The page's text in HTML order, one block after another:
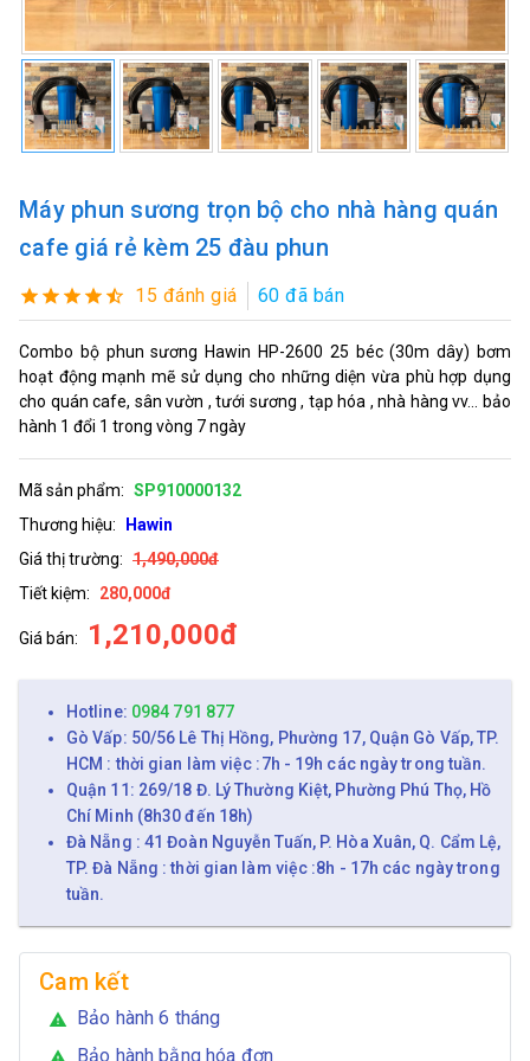
Máy phun sương trọn bộ cho nhà hàng quán
cafe giá rẻ kèm 25 đàu phun
15 đánh giá 60 đã bán
Combo bộ phun sương Hawin HP-2600 25 béc (30m dây) bơm
hoạt động mạnh mẽ sử dụng cho những diện vừa phù hợp dụng
cho quán cafe, sân vườn , tưới sương , tạp hóa , nhà hàng vv... bảo
hành 1 đổi 1 trong vòng 7 ngày
Mã sản phẩm: SP910000132
Thương hiệu:
Hawin
Giá thị trường: 1,490,000đ
Tiết kiệm:
280,000đ
Giá bán: 1,210,000đ
Hotline: 0984 791 877
Gò Vấp: 50/56 Lê Thị Hồng, Phường 17, Quận Gò Vấp, TP.
HCM : thời gian làm việc :7h - 19h các ngày trong tuần.
Quận 11: 269/18 Đ. Lý Thường Kiệt, Phường Phú Thọ, Hồ
Chí Minh (8h30 đến 18h)
Đà Nẵng : 41 Đoàn Nguyễn Tuấn, P. Hòa Xuân, Q. Cẩm Lệ,
TP. Đà Nẵng : thời gian làm việc :8h - 17h các ngày trong
tuần.
Cam kết
warning Bảo hành 6 tháng
Bảo hành bằng hóa đơn